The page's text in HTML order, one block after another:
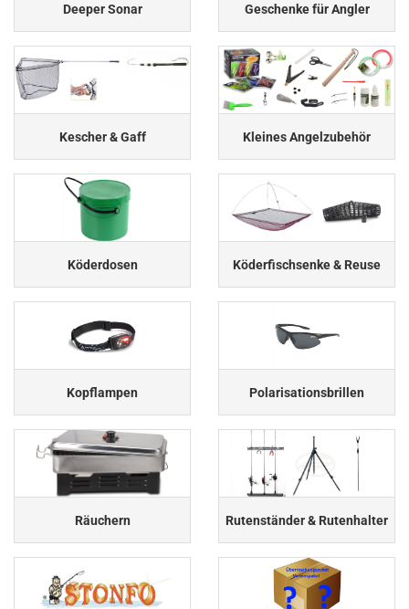
Deeper Sonar Geschenke für Angler
Kescher & Gaff Kleines Angelzubehör
Köderdosen Köderfischsenke & Reuse
Kopflampen Polarisationsbrillen
Räuchern Rutenständer & Rutenhalter